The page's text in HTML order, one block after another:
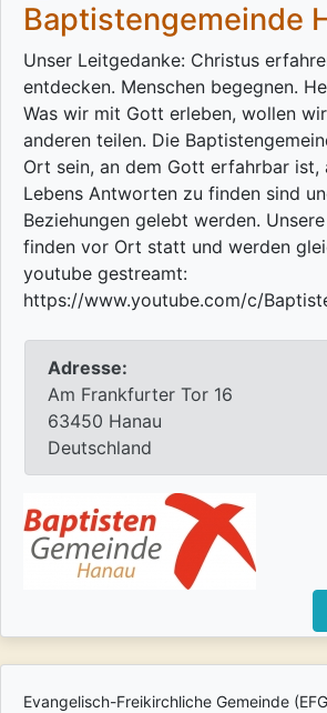
Baptistengemeinde
Unser Leitgedanke: Christus
entdecken. Menschen begegnen.
Was wir mit Gott erleben, wollen
anderen teilen. Die
Ort sein, an dem Gott erfahrbar ist,
Lebens Antworten zu finden sind
Beziehungen gelebt werden.
finden vor Ort statt und werden
youtube gestreamt:
https://www.youtube.com/c/
Adresse:
Am Frankfurter Tor 16
63450 Hanau
Deutschland
Evangelisch-Freikirchliche Gemeinde